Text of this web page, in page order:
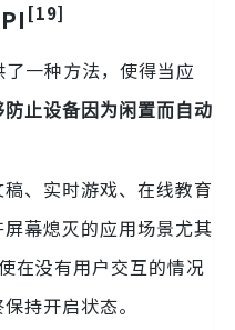
[19]
了一种方法，使得当应
防止设备因为闲置而自动
、实时游戏、在线教育
幕熄灭的应用场景尤其
在没有用户交互的情况
持开启状态。